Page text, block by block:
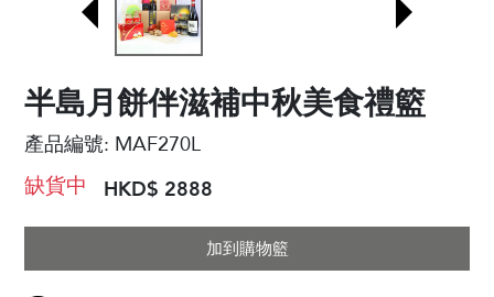
半島月餅伴滋補中秋美食禮籃
產品編號: MAF270L
缺貨中 HKD$ 2888
加到購物籃